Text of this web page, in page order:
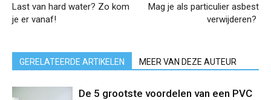
Last van hard water? Zo kom
je er vanaf!
Mag je als particulier asbest
verwijderen?
GERELATEERDE ARTIKELEN MEER VAN DEZE AUTEUR
De 5 grootste voordelen van een PVC